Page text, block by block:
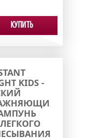
Купить
KIDS -